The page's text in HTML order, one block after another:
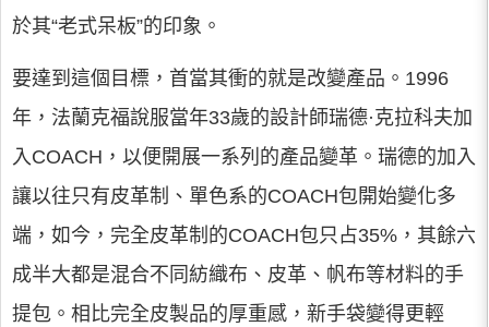
於其“老式呆板”的印象。
要達到這個目標，首當其衝的就是改變產品。1996
年，法蘭克福說服當年33歲的設計師瑞德·克拉科夫加
入COACH，以便開展一系列的產品變革。瑞德的加入
讓以往只有皮革制、單色系的COACH包開始變化多
端，如今，完全皮革制的COACH包只占35%，其餘六
成半大都是混合不同紡織布、皮革、帆布等材料的手
提包。相比完全皮製品的厚重感，新手袋變得更輕